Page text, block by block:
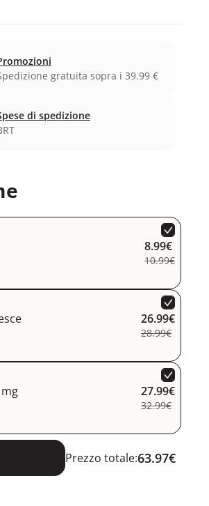
gratuita sopra i 39.99 €
di spedizione
8.99€
10.99€
26.99€
28.99€
27.99€
32.99€
Prezzo totale:63.97€